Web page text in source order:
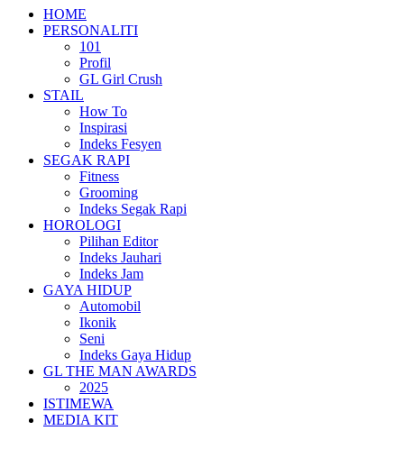
HOME
PERSONALITI
101
Profil
GL Girl Crush
STAIL
How To
Inspirasi
Indeks Fesyen
SEGAK RAPI
Fitness
Grooming
Indeks Segak Rapi
HOROLOGI
Pilihan Editor
Indeks Jauhari
Indeks Jam
GAYA HIDUP
Automobil
Ikonik
Seni
Indeks Gaya Hidup
GL THE MAN AWARDS
2025
ISTIMEWA
MEDIA KIT